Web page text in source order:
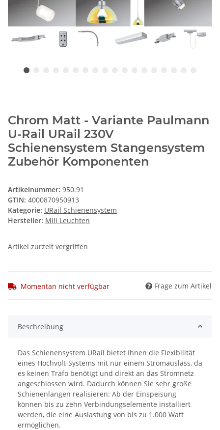
Chrom Matt - Variante Paulmann
U-Rail URail 230V
Schienensystem Stangensystem
Zubehör Komponenten
Artikelnummer: 950.91
GTIN: 4000870950913
Kategorie: URail Schienensystem
Hersteller: Mili Leuchten
Artikel zurzeit vergriffen
Momentan nicht verfügbar Frage zum Artikel
Beschreibung
Das Schienensystem URail bietet Ihnen die Flexibilität
eines Hochvolt-Systems mit nur einem Stromauslass, da
es keinen Trafo benötigt und direkt an das Stromnetz
angeschlossen wird. Dadurch können Sie sehr große
Schienenlängen realisieren: Ab der Einspeisung
können bis zu zehn Verbindungselemente installiert
werden, die eine Auslastung von bis zu 1.000 Watt
ermöglichen.